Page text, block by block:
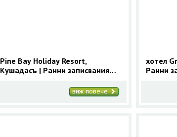
Pine Bay Holiday Resort,
Кушадасъ | Ранни записвания
виж повече
хотел
Ранни